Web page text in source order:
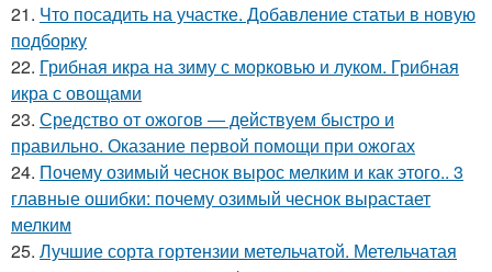
21. Что посадить на участке. Добавление статьи в новую
подборку
22. Грибная икра на зиму с морковью и луком. Грибная
икра с овощами
23. Средство от ожогов ― действуем быстро и
правильно. Оказание первой помощи при ожогах
24. Почему озимый чеснок вырос мелким и как этого.. 3
главные ошибки: почему озимый чеснок вырастает
мелким
25. Лучшие сорта гортензии метельчатой. Метельчатая